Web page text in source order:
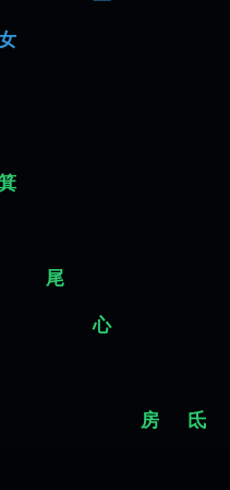
尾
心
房 氐